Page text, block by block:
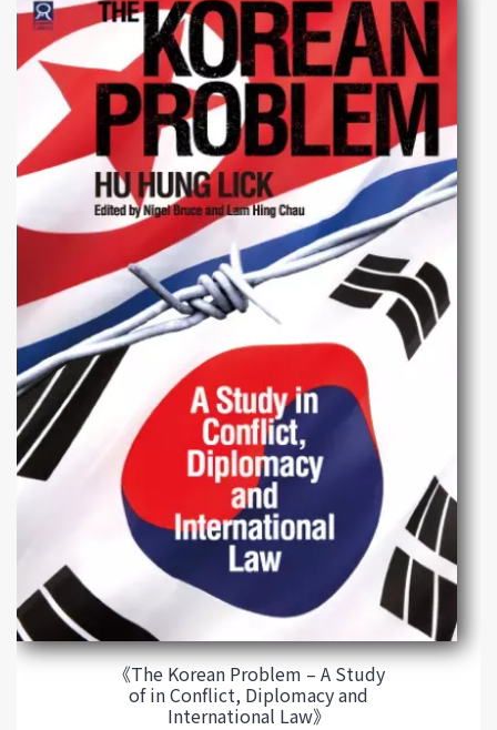
《The Korean Problem – A Study
of in Conflict, Diplomacy and
International Law》